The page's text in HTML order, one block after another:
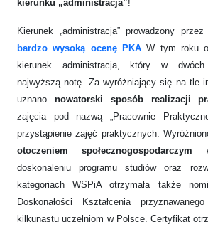
kierunku „administracja”!
Kierunek „administracja” prowadzony
bardzo wysoką ocenę PKA W tym roku
kierunek administracja, który w dwóch
najwyższą notę. Za wyróżniający się na tle
uznano nowatorski sposób realizacji
zajęcia pod nazwą „Pracownie
przystąpienie zajęć praktycznych.
otoczeniem społecznogospodarczym
doskonaleniu programu studiów oraz
kategoriach WSPiA otrzymała także
Doskonałości Kształcenia
kilkunastu uczelniom w Polsce. Certyfikat